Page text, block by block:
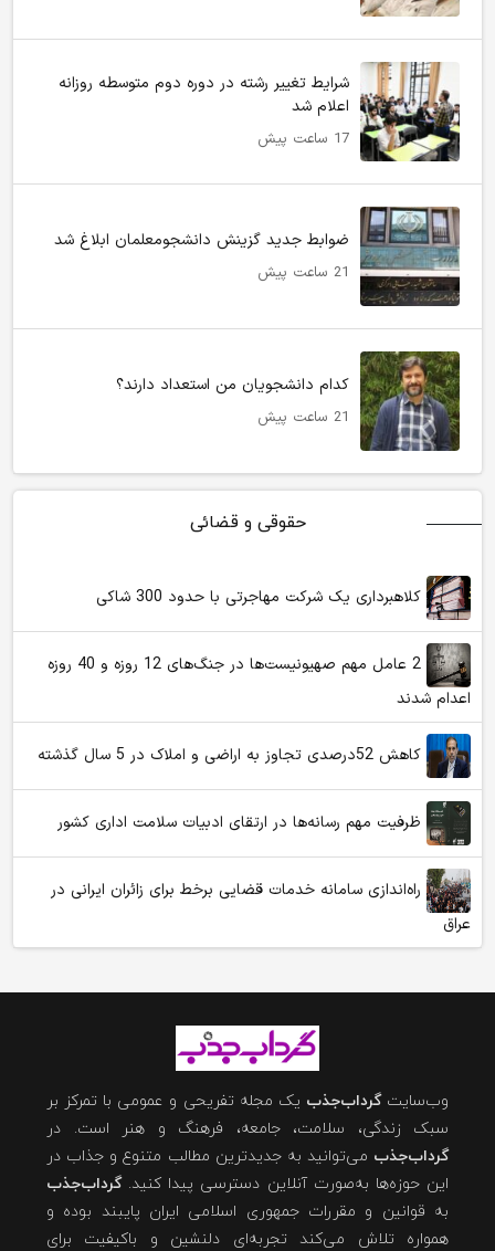
شرایط تغییر رشته در دوره دوم متوسطه روزانه
اعلام شد
17 ساعت پیش
ضوابط جدید گزینش دانشجومعلمان ابلاغ شد
21 ساعت پیش
کدام دانشجویان من استعداد دارند؟
21 ساعت پیش
حقوقی و قضائی
کلاهبرداری یک شرکت مهاجرتی با حدود 300 شاکی
2 عامل مهم صهیونیست‌ها در جنگ‌های 12 روزه و 40 روزه
اعدام شدند
کاهش 52درصدی تجاوز به اراضی و املاک در 5 سال گذشته
ظرفیت مهم رسانه‌ها در ارتقای ادبیات سلامت اداری کشور
راه‌اندازی سامانه خدمات قضایی برخط برای زائران ایرانی در
عراق
وب‌سایتگرداب‌جذب یک مجله تفریحی و عمومی با تمرکز بر
سبک زندگی، سلامت، جامعه، فرهنگ و هنر است. در
گرداب‌جذب می‌توانید به جدیدترین مطالب متنوع و جذاب در
این حوزه‌ها به‌صورت آنلاین دسترسی پیدا کنید.گرداب‌جذب
به قوانین و مقررات جمهوری اسلامی ایران پایبند بوده و
همواره تلاش می‌کند تجربه‌ای دلنشین و باکیفیت برای